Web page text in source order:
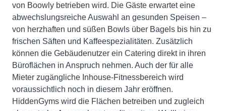
von Boowly betrieben wird. Die Gäste erwartet eine
abwechslungsreiche Auswahl an gesunden Speisen –
von herzhaften und süßen Bowls über Bagels bis hin zu
frischen Säften und Kaffeespezialitäten. Zusätzlich
können die Gebäudenutzer ein Catering direkt in ihren
Büroflächen in Anspruch nehmen. Auch der für alle
Mieter zugängliche Inhouse-Fitnessbereich wird
voraussichtlich noch in diesem Jahr eröffnen.
HiddenGyms wird die Flächen betreiben und zugleich